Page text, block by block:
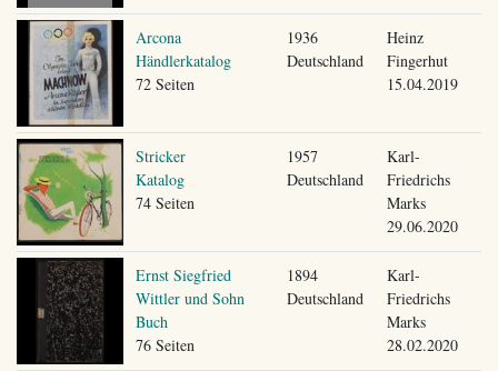
Arcona
Händlerkatalog
72 Seiten
1936
Deutschland
Heinz
Fingerhut
15.04.2019
Stricker
Katalog
74 Seiten
1957
Deutschland
Karl-
Friedrichs
Marks
29.06.2020
Ernst Siegfried
Wittler und Sohn
Buch
76 Seiten
1894
Deutschland
Karl-
Friedrichs
Marks
28.02.2020